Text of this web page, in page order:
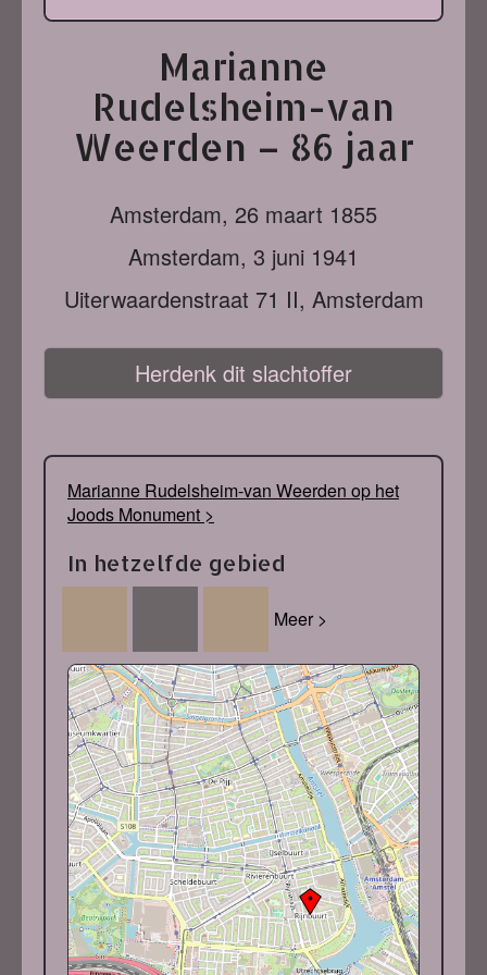
Marianne
Rudelsheim-van
Weerden – 86 jaar
Amsterdam, 26 maart 1855
Amsterdam, 3 juni 1941
Uiterwaardenstraat 71 II, Amsterdam
Herdenk dit slachtoffer
Marianne Rudelsheim-van Weerden op het
Joods Monument >
In hetzelfde gebied
Meer >